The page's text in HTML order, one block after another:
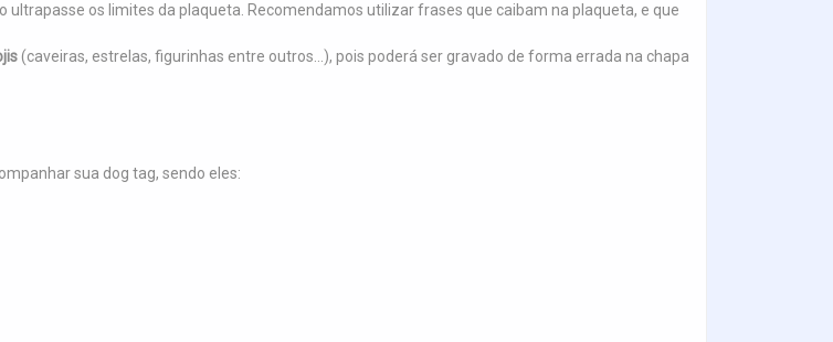
os limites da plaqueta. Recomendamos utilizar frases que caibam na plaqueta, e que
(caveiras, estrelas, figurinhas entre outros...), pois poderá ser gravado de forma errada na chapa
sua dog tag, sendo eles: